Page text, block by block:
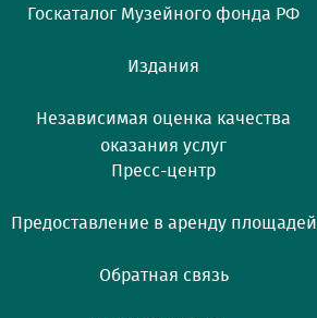
Госкаталог Музейного фонда РФ
Издания
Независимая оценка качества
оказания услуг
Пресс-центр
Предоставление в аренду площадей
Обратная связь